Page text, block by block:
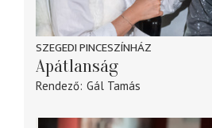
SZEGEDI PINCESZÍNHÁZ
Apátlanság
Rendező Gál Tamás